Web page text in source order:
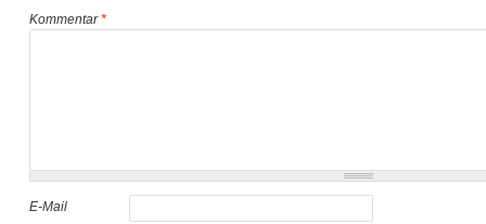
Kommentar*
E-Mail